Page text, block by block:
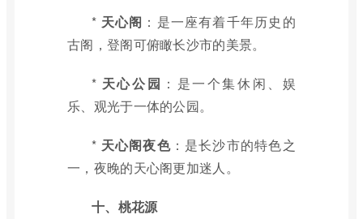
* 天心阁 ：是一座有着千年历史的
古阁，登阁可俯瞰长沙市的美景。
* 天心公园 ：是一个集休闲、娱
乐、观光于一体的公园。
* 天心阁夜色：是长沙市的特色之
一，夜晚的天心阁更加迷人。
十、桃花源